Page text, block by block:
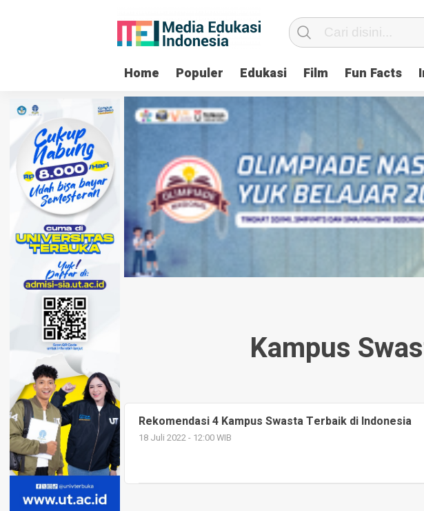
Home Populer Edukasi Film Fun Facts
Kampus
Rekomendasi 4 Kampus Swasta Terbaik di Indonesia
18 Juli 2022 - 12:00 WIB